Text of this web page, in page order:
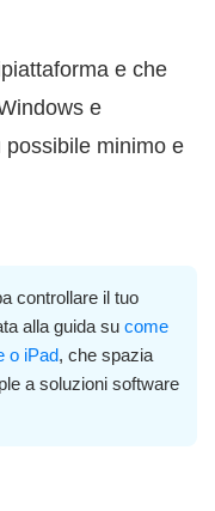
e che
e
possibile minimo e
controllare il tuo
alla guida su come
o iPad, che spazia
a soluzioni software